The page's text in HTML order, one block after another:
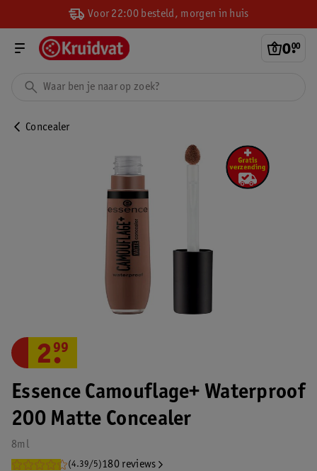
Voor 22:00 besteld, morgen in huis
0.
00
Concealer
Essence Camouflage+ Waterproof
200 Matte Concealer
8ml
(4.39/5)180 reviews
2.
99